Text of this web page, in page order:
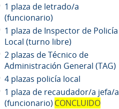
1 plaza de letrado/a
(funcionario)
1 plaza de Inspector de Policía
Local (turno libre)
2 plazas de Técnico de
Administración General (TAG)
4 plazas policía local
1 plaza de recaudador/a jefa/a
(funcionario) CONCLUIDO